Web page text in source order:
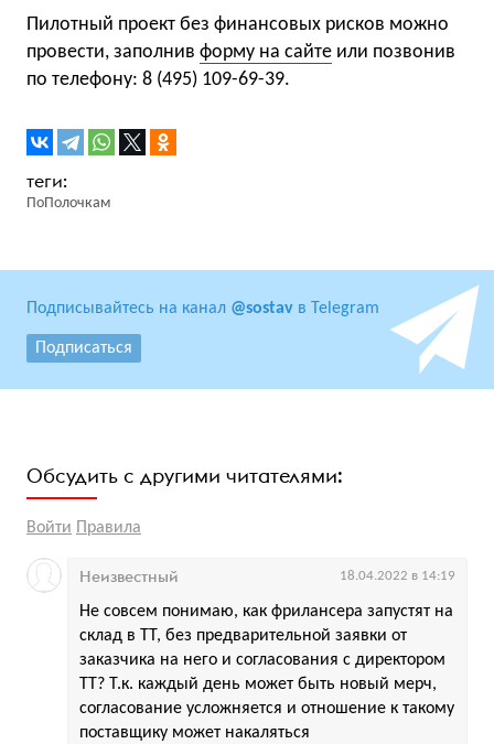
Пилотный проект без финансовых рисков можно
провести, заполнив форму на сайте или позвонив
по телефону: 8 (495) 109-69-39.
ПоПолочкам
Подписывайтесь на канал @sostav в Telegram
Подписаться
Обсудить с другими читателями:
Войти Правила
Не совсем понимаю, как фрилансера запустят на
склад в ТТ, без предварительной заявки от
заказчика на него и согласования с директором
ТТ? Т.к. каждый день может быть новый мерч,
согласование усложняется и отношение к такому
поставщику может накаляться
Неизвестный 18.04.2022 в 14:19